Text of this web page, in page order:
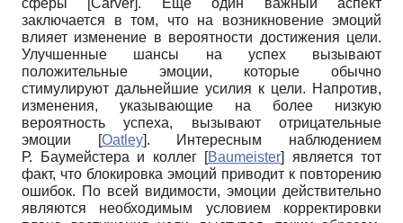
сферы [Carver]. Еще один важный аспект
заключается в том, что на возникновение эмоций
влияет изменение в вероятности достижения цели.
Улучшенные шансы на успех вызывают
положительные эмоции, которые обычно
стимулируют дальнейшие усилия к цели. Напротив,
изменения, указывающие на более низкую
вероятность успеха, вызывают отрицательные
эмоции
[Oatley]. Интересным наблюдением
Р. Баумейстера и коллег [Baumeister]
является тот
факт, что блокировка эмоций приводит к повторению
ошибок. По всей видимости, эмоции действительно
являются необходимым условием корректировки